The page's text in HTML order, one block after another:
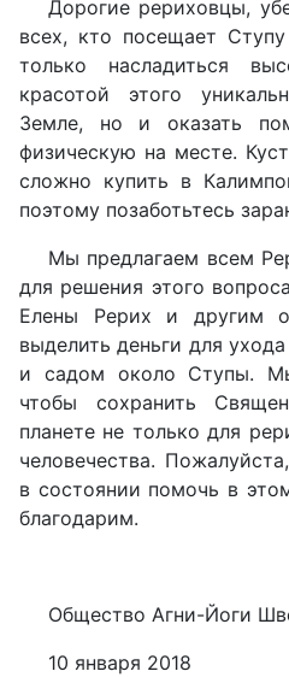
Дорогие рериховцы,
всех, кто посещает
только насладиться
красотой этого
Земле, но и оказать
физическую на месте.
сложно купить в
поэтому позаботьтесь
Мы предлагаем всем
для решения этого
Елены Рерих и другим
выделить деньги для
и садом около Ступы.
чтобы сохранить
планете не только для
человечества.
в состоянии помочь в
благодарим.
Общество Агни-Йоги
10 января 2018